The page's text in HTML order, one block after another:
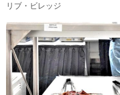
リブ・ビレッジ